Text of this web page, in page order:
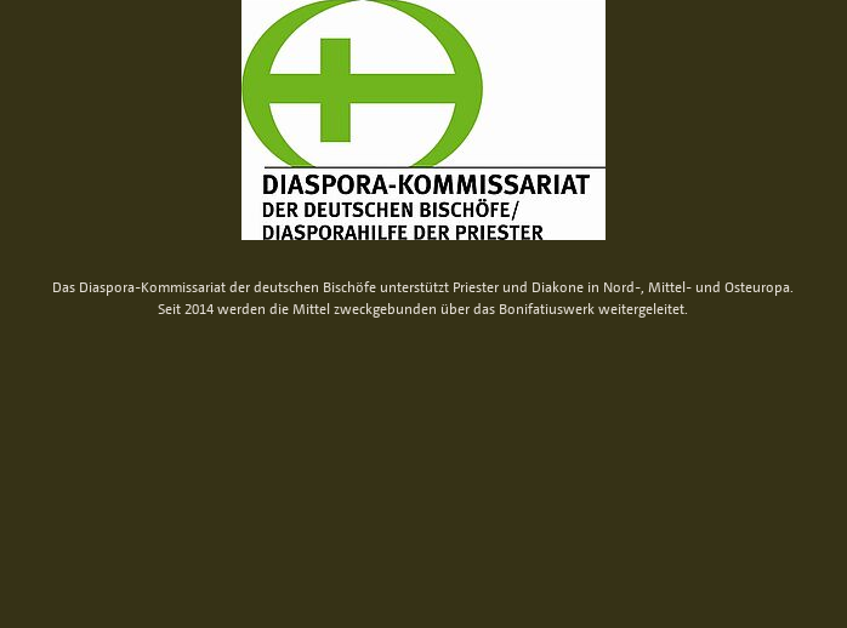
Das Diaspora-Kommissariat der deutschen Bischöfe unterstützt Priester und Diakone in Nord-, Mittel- und Osteuropa.
Seit 2014 werden die Mittel zweckgebunden über das Bonifatiuswerk weitergeleitet.